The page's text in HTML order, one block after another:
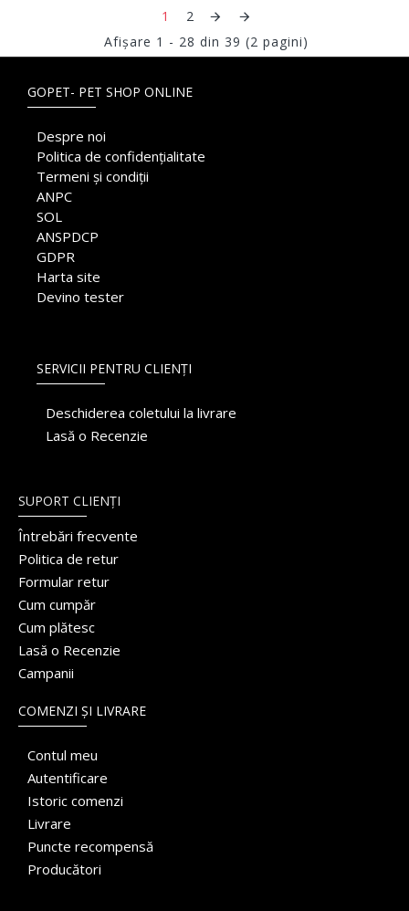
1
2
Afişare 1 - 28 din 39 (2 pagini)
GOPET- PET SHOP ONLINE
Despre noi
Politica de confidențialitate
Termeni și condiții
ANPC
SOL
ANSPDCP
GDPR
Harta site
Devino tester
SERVICII PENTRU CLIENȚI
Deschiderea coletului la livrare
Lasă o Recenzie
SUPORT CLIENȚI
Întrebări frecvente
Politica de retur
Formular retur
Cum cumpăr
Cum plătesc
Lasă o Recenzie
Campanii
COMENZI ȘI LIVRARE
Contul meu
Autentificare
Istoric comenzi
Livrare
Puncte recompensă
Producători